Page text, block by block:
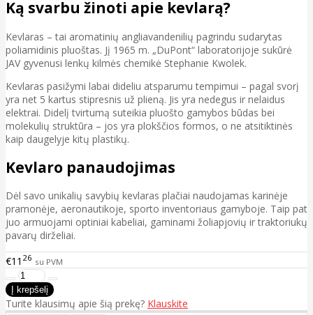
Ką svarbu žinoti apie kevlarą?
Kevlaras – tai aromatinių angliavandenilių pagrindu sudarytas
poliamidinis pluoštas. Jį 1965 m. „DuPont“ laboratorijoje sukūrė
JAV gyvenusi lenkų kilmės chemikė Stephanie Kwolek.
Kevlaras pasižymi labai dideliu atsparumu tempimui – pagal svorį
yra net 5 kartus stipresnis už plieną. Jis yra nedegus ir nelaidus
elektrai. Didelį tvirtumą suteikia pluošto gamybos būdas bei
molekulių struktūra – jos yra plokščios formos, o ne atsitiktinės
kaip daugelyje kitų plastikų.
Kevlaro panaudojimas
Dėl savo unikalių savybių kevlaras plačiai naudojamas karinėje
pramonėje, aeronautikoje, sporto inventoriaus gamyboje. Taip pat
juo armuojami optiniai kabeliai, gaminami žoliapjovių ir traktoriukų
pavarų dirželiai.
€11 26 su PVM
Turite klausimų apie šią prekę? Klauskite